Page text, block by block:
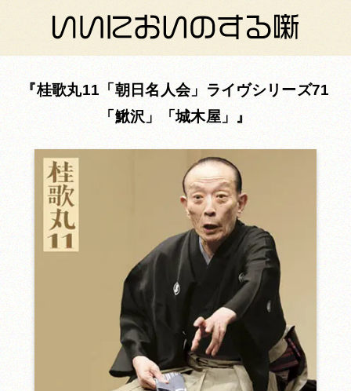
桂歌丸11「朝日名人会」ライヴシリーズ71
「鰍沢」「城木屋」